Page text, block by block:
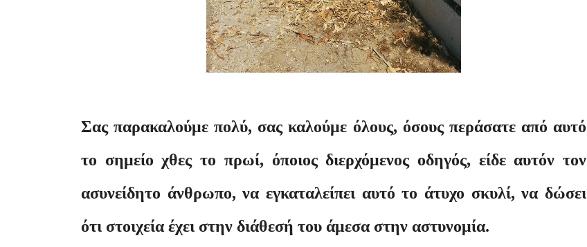
Σας παρακαλούμε πολύ, σας καλούμε όλους, όσους περάσατε από αυτό
το σημείο χθες το πρωί, όποιος διερχόμενος οδηγός, είδε αυτόν τον
ασυνείδητο άνθρωπο, να εγκαταλείπει αυτό το άτυχο σκυλί, να δώσει
ότι στοιχεία έχει στην διάθεσή του άμεσα στην αστυνομία.